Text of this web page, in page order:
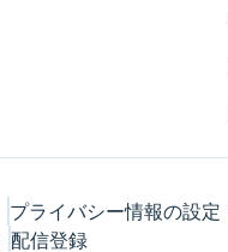
プライバシー情報の設定
配信登録